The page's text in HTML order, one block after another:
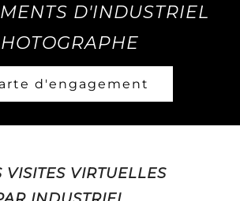
D'INDUSTRIEL
d'engagement
VISITES VIRTUELLES